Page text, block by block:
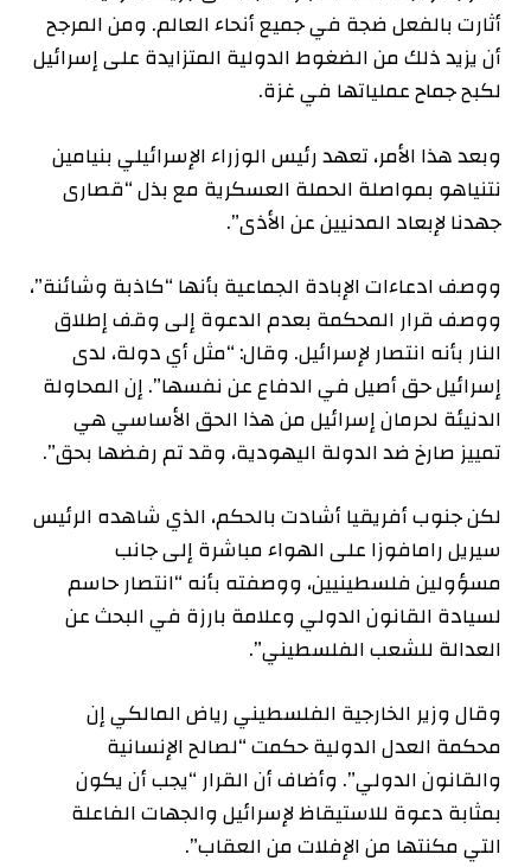
أثارت بالفعل ضجة في جميع أنحاء العالم. ومن المرجح
أن يزيد ذلك من الضغوط الدولية المتزايدة على إسرائيل
لكبح جماح عملياتها في غزة.
وبعد هذا الأمر، تعهد رئيس الوزراء الإسرائيلي بنيامين
نتنياهو بمواصلة الحملة العسكرية مع بذل “قصارى
جهدنا لإبعاد المدنيين عن الأذى”.
ووصف ادعاءات الإبادة الجماعية بأنها “كاذبة وشائنة”،
ووصف قرار المحكمة بعدم الدعوة إلى وقف إطلاق
النار بأنه انتصار لإسرائيل. وقال: “مثل أي دولة، لدى
إسرائيل حق أصيل في الدفاع عن نفسها”. إن المحاولة
الدنيئة لحرمان إسرائيل من هذا الحق الأساسي هي
تمييز صارخ ضد الدولة اليهودية، وقد تم رفضها بحق”.
لكن جنوب أفريقيا أشادت بالحكم، الذي شاهده الرئيس
سيريل رامافوزا على الهواء مباشرة إلى جانب
مسؤولين فلسطينيين، ووصفته بأنه “انتصار حاسم
لسيادة القانون الدولي وعلامة بارزة في البحث عن
العدالة للشعب الفلسطيني”.
وقال وزير الخارجية الفلسطيني رياض المالكي إن
محكمة العدل الدولية حكمت “لصالح الإنسانية
والقانون الدولي”. وأضاف أن القرار “يجب أن يكون
بمثابة دعوة للاستيقاظ لإسرائيل والجهات الفاعلة
التي مكنتها من الإفلات من العقاب”.